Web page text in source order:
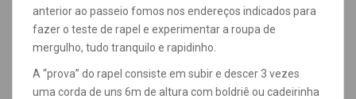
anterior ao passeio fomos nos endereços indicados para
fazer o teste de rapel e experimentar a roupa de
mergulho, tudo tranquilo e rapidinho.
A “prova” do rapel consiste em subir e descer 3 vezes
uma corda de uns 6m de altura com boldriê ou cadeirinha